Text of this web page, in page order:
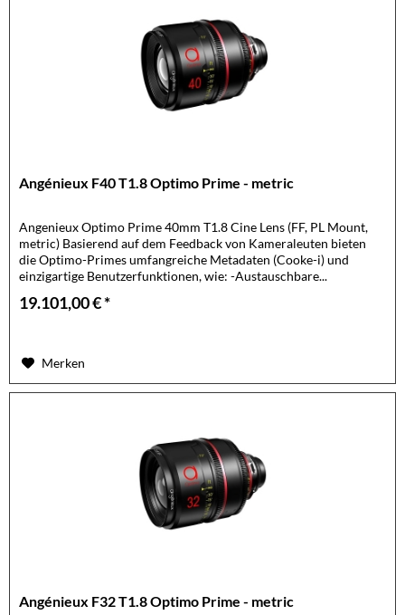
Angénieux F40 T1.8 Optimo Prime - metric
Angenieux Optimo Prime 40mm T1.8 Cine Lens (FF, PL Mount,
metric) Basierend auf dem Feedback von Kameraleuten bieten
die Optimo-Primes umfangreiche Metadaten (Cooke-i) und
einzigartige Benutzerfunktionen, wie: -Austauschbare...
19.101,00 € *
Merken
Angénieux F32 T1.8 Optimo Prime - metric